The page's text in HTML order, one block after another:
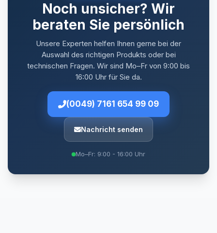
Noch unsicher? Wir
beraten Sie persönlich
Unsere Experten helfen Ihnen gerne bei der
Auswahl des richtigen Produkts oder bei
technischen Fragen. Wir sind Mo–Fr von 9:00 bis
16:00 Uhr für Sie da.
(0049) 7161 654 99 09
Nachricht senden
Mo–Fr: 9:00 - 16:00 Uhr